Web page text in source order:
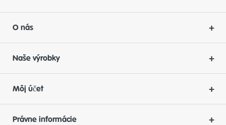
O nás
Naše výrobky
Môj účet
Právne informácie